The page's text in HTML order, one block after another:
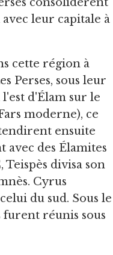
leur capitale à
cette région à
Perses, sous leur
l'est d'Élam sur le
moderne), ce
ensuite
des Élamites
divisa son
Cyrus
du sud. Sous le
furent réunis sous